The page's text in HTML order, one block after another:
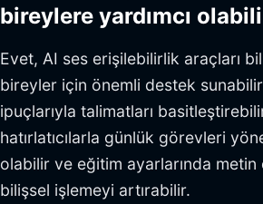
bireylere yardımcı
Evet, AI ses erişilebilirlik araçları
bireyler için önemli destek
ipuçlarıyla talimatları
hatırlatıcılarla günlük görevleri
olabilir ve eğitim ayarlarında
bilişsel işlemeyi artırabilir.